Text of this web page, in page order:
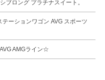
ブロング プラチナスイート。
ーションワゴン AVG スポーツ
AMGライン☆